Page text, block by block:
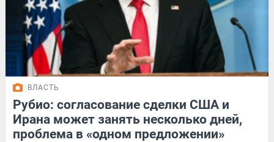
ВЛАСТЬ
Рубио: согласование сделки США и
Ирана может занять несколько дней,
проблема в «одном предложении»